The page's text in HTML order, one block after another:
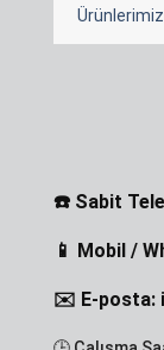
☎️ Sabit
📱 Mobil /
✉️ E-posta: